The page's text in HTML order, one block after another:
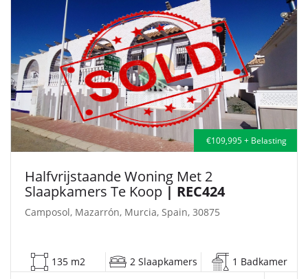
€109,995 + Belasting
Halfvrijstaande Woning Met 2
Slaapkamers Te Koop | REC424
Camposol, Mazarrón, Murcia, Spain, 30875
135 m2 2 Slaapkamers 1 Badkamer